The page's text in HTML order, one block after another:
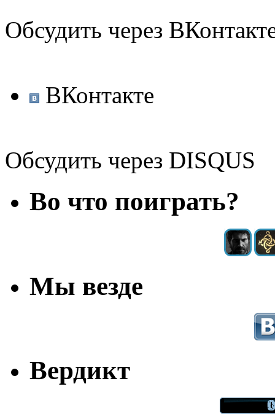
Обсудить через
ВКонтакте
Обсудить через DISQUS
Во что поиграть?
Мы везде
Вердикт